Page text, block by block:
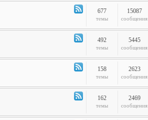
Канал
-
677
темы
15087
сообщения
Канал
-
Жизнь
492
темы
5445
сообщения
Канал
-
158
темы
2623
сообщения
Канал
-
162
темы
2469
сообщения